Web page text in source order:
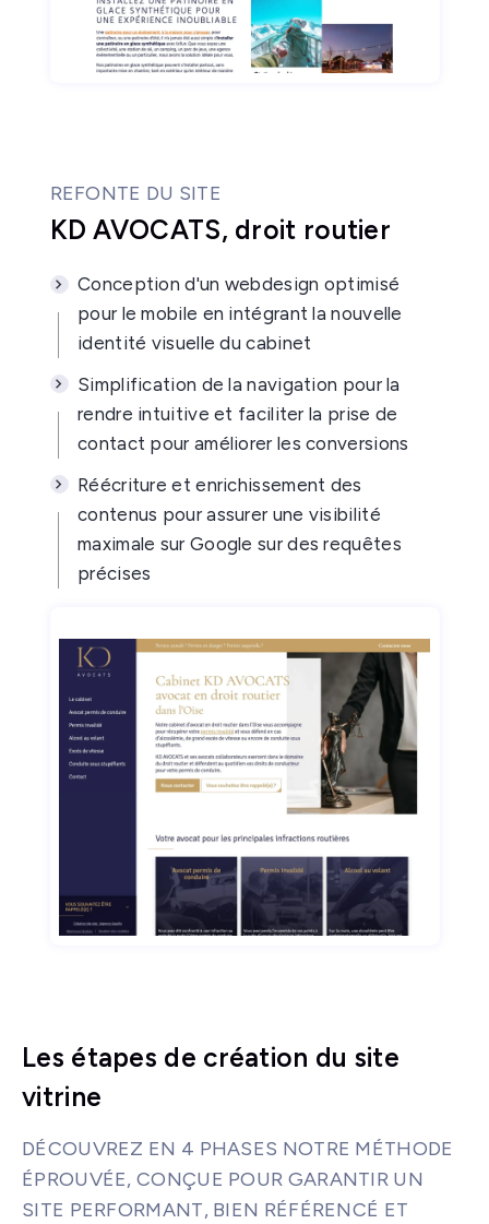
REFONTE DU SITE
KD AVOCATS, droit routier
Conception d'un webdesign optimisé
pour le mobile en intégrant la nouvelle
identité visuelle du cabinet
Simplification de la navigation pour la
rendre intuitive et faciliter la prise de
contact pour améliorer les conversions
Réécriture et enrichissement des
contenus pour assurer une visibilité
maximale sur Google sur des requêtes
précises
Les étapes de création du site
vitrine
DÉCOUVREZ EN 4 PHASES NOTRE MÉTHODE
ÉPROUVÉE, CONÇUE POUR GARANTIR UN
SITE PERFORMANT, BIEN RÉFÉRENCÉ ET